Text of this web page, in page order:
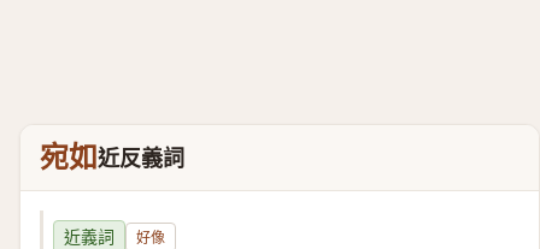
宛如近反義詞
近義詞 好像